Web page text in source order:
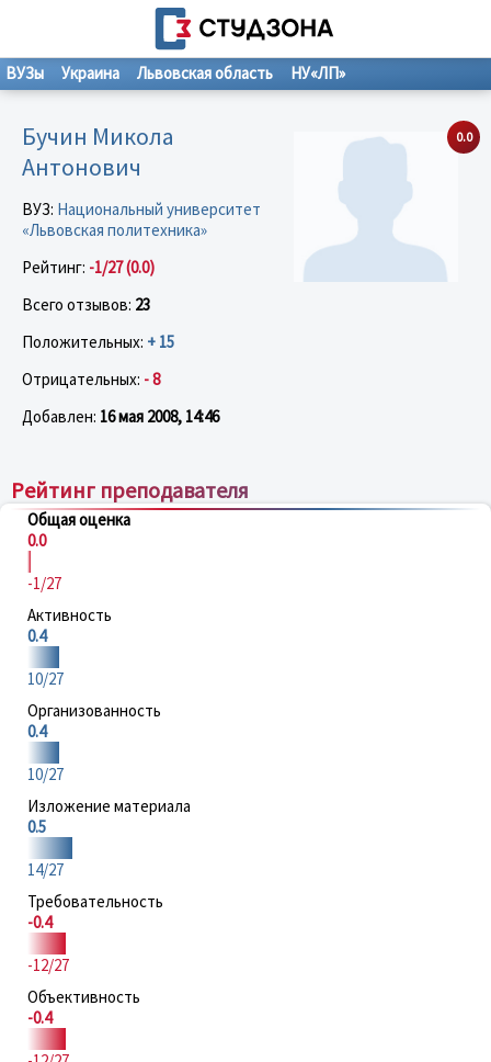
ВУЗы Украина Львовская область НУ«ЛП»
0.0
Бучин Микола
Антонович
ВУЗ: Национальный университет
«Львовская политехника»
Рейтинг: -1/27 (0.0)
Всего отзывов: 23
Положительных: + 15
Отрицательных: - 8
Добавлен: 16 мая 2008, 14:46
Рейтинг преподавателя
Общая оценка
0.0
-1/27
Активность
0.4
10/27
Организованность
0.4
10/27
Изложение материала
0.5
14/27
Требовательность
-0.4
-12/27
Объективность
-0.4